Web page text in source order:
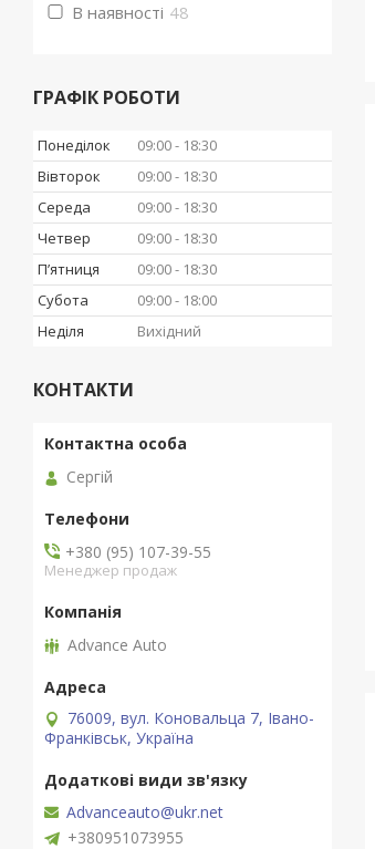
В наявності 48
ГРАФІК РОБОТИ
Понеділок 09:00
18:30
Вівторок
09:00
18:30
Середа
09:00
18:30
Четвер
09:00
18:30
Пʼятниця
09:00
18:30
Субота
09:00
18:00
Неділя
Вихідний
КОНТАКТИ
Сергій
+380 (95) 107-39-55
Менеджер продаж
Advance Auto
76009, вул. Коновальца 7, Івано-
Франківськ, Україна
Advanceauto@ukr.net
+380951073955